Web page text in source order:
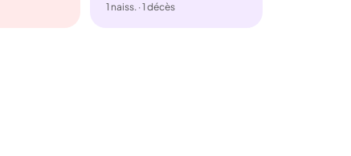
1 naiss. · 1 décès